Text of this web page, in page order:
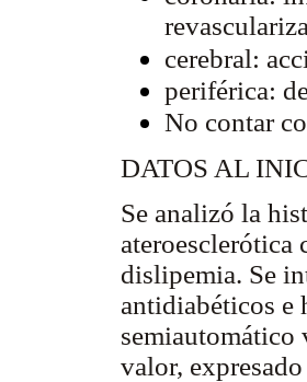
cerebral:
periférica:
No contar
DATOS AL
Se analizó la
ateroesclerótica
dislipemia. Se
antidiabéticos e
semiautomático
valor,